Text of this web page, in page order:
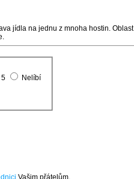
jídla na jednu z mnoha hostin. Oblast
5 Nelíbí
Vašim přátelům.